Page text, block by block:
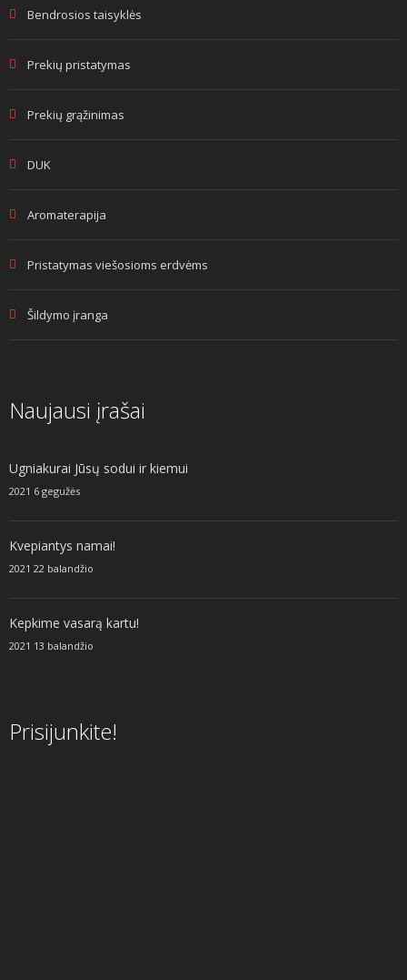
Bendrosios taisyklės
Prekių pristatymas
Prekių grąžinimas
DUK
Aromaterapija
Pristatymas viešosioms erdvėms
Šildymo įranga
Naujausi įrašai
Ugniakurai Jūsų sodui ir kiemui
2021 6 gegužės
Kvepiantys namai!
2021 22 balandžio
Kepkime vasarą kartu!
2021 13 balandžio
Prisijunkite!